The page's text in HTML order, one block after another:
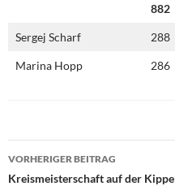
882
Sergej Scharf 288
Marina Hopp 286
Beitragsnavigation
VORHERIGER BEITRAG
Kreismeisterschaft auf der Kippe